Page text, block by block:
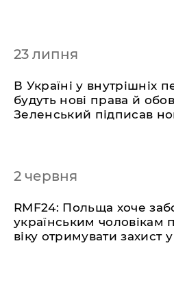
23 липня
В Україні у внутрішніх
будуть нові права й
Зеленський підписав
2 червня
​RMF24: Польща хоче
українським чоловікам
віку отримувати захист